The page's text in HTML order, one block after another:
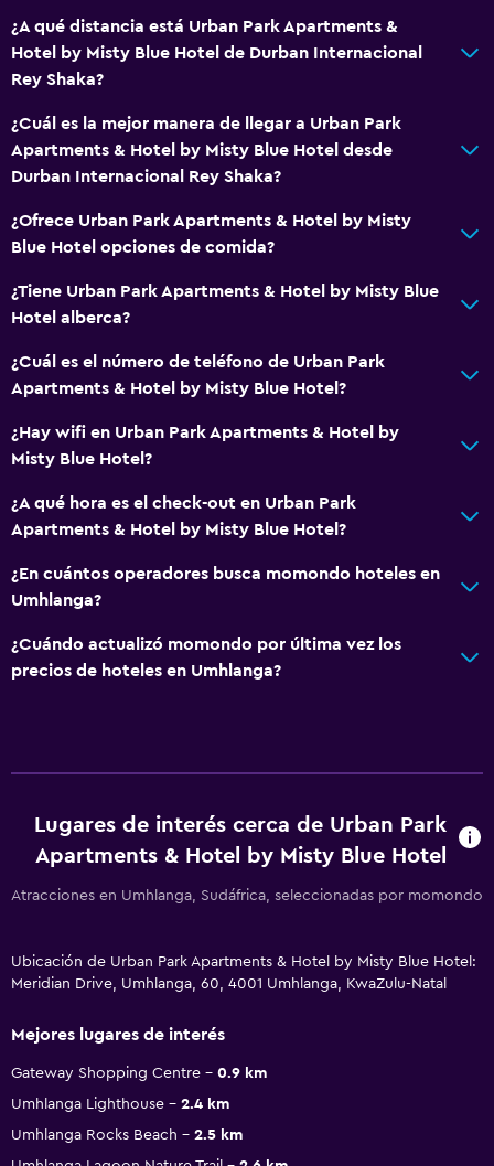
¿A qué distancia está Urban Park Apartments &
Hotel by Misty Blue Hotel de Durban Internacional
Rey Shaka?
¿Cuál es la mejor manera de llegar a Urban Park
Apartments & Hotel by Misty Blue Hotel desde
Durban Internacional Rey Shaka?
¿Ofrece Urban Park Apartments & Hotel by Misty
Blue Hotel opciones de comida?
¿Tiene Urban Park Apartments & Hotel by Misty Blue
Hotel alberca?
¿Cuál es el número de teléfono de Urban Park
Apartments & Hotel by Misty Blue Hotel?
¿Hay wifi en Urban Park Apartments & Hotel by
Misty Blue Hotel?
¿A qué hora es el check-out en Urban Park
Apartments & Hotel by Misty Blue Hotel?
¿En cuántos operadores busca momondo hoteles en
Umhlanga?
¿Cuándo actualizó momondo por última vez los
precios de hoteles en Umhlanga?
Lugares de interés cerca de Urban Park
Apartments & Hotel by Misty Blue Hotel
Atracciones en Umhlanga, Sudáfrica, seleccionadas por momondo
Ubicación de Urban Park Apartments & Hotel by Misty Blue Hotel:
Meridian Drive, Umhlanga, 60, 4001 Umhlanga, KwaZulu-Natal
Mejores lugares de interés
Gateway Shopping Centre
0.9 km
Umhlanga Lighthouse
2.4 km
Umhlanga Rocks Beach
2.5 km